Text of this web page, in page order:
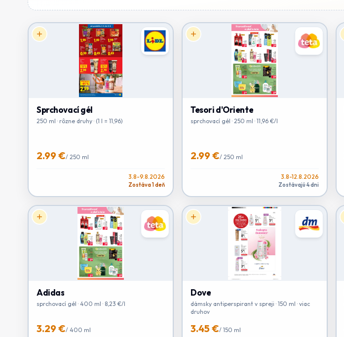
Sprchovací gél
250 ml · rôzne druhy · (1 l = 11,96)
2.99 €/ 250 ml
3.8-9.8.2026
Zostáva 1 deň
Tesori d'Oriente
sprchovací gél · 250 ml · 11,96 €/l
2.99 €/ 250 ml
3.8-12.8.2026
Zostávajú 4 dni
Adidas
sprchovací gél · 400 ml · 8,23 €/l
3.29 €/ 400 ml
Dove
dámsky antiperspirant v spreji · 150 ml · viac
druhov
3.45 €/ 150 ml